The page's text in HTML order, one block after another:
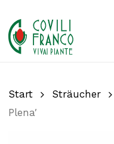
main
content
Warenkorb
Start Sträucher
Plena′